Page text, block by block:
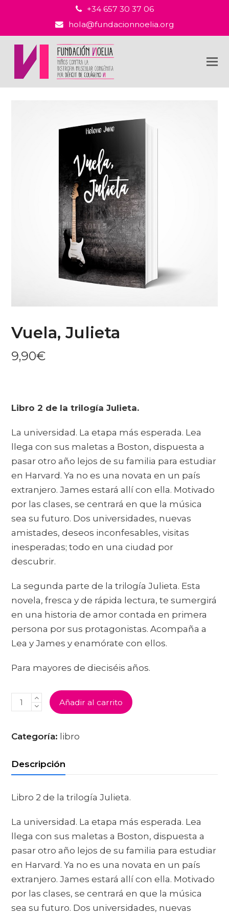
+34 657 30 37 06
hola@fundacionnoelia.org
Vuela, Julieta
9,90€
Libro 2 de la trilogía Julieta.
La universidad. La etapa más esperada. Lea
llega con sus maletas a Boston, dispuesta a
pasar otro año lejos de su familia para estudiar
en Harvard. Ya no es una novata en un país
extranjero. James estará allí con ella. Motivado
por las clases, se centrará en que la música
sea su futuro. Dos universidades, nuevas
amistades, deseos inconfesables, visitas
inesperadas; todo en una ciudad por
descubrir.
La segunda parte de la trilogía Julieta. Esta
novela, fresca y de rápida lectura, te sumergirá
en una historia de amor contada en primera
persona por sus protagonistas. Acompaña a
Lea y James y enamórate con ellos.
Para mayores de dieciséis años.
VUELA,
JULIETA
Añadir al carrito
Categoría: libro
Descripción
Libro 2 de la trilogía Julieta.
La universidad. La etapa más esperada. Lea
llega con sus maletas a Boston, dispuesta a
pasar otro año lejos de su familia para estudiar
en Harvard. Ya no es una novata en un país
extranjero. James estará allí con ella. Motivado
por las clases, se centrará en que la música
sea su futuro. Dos universidades, nuevas